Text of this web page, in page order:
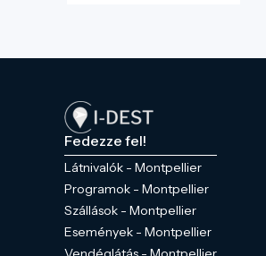
Fedezze fel!
Látnivalók - Montpellier
Programok - Montpellier
Szállások - Montpellier
Események - Montpellier